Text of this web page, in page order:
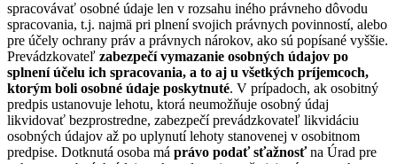
spracovávať osobné údaje len v rozsahu iného právneho dôvodu
spracovania, t.j. najmä pri plnení svojich právnych povinností, alebo
pre účely ochrany práv a právnych nárokov, ako sú popísané vyššie.
Prevádzkovateľ zabezpečí vymazanie osobných údajov po
splnení účelu ich spracovania, a to aj u všetkých príjemcoch,
ktorým boli osobné údaje poskytnuté. V prípadoch, ak osobitný
predpis ustanovuje lehotu, ktorá neumožňuje osobný údaj
likvidovať bezprostredne, zabezpečí prevádzkovateľ likvidáciu
osobných údajov až po uplynutí lehoty stanovenej v osobitnom
predpise. Dotknutá osoba má právo podať sťažnosťna Úrad pre